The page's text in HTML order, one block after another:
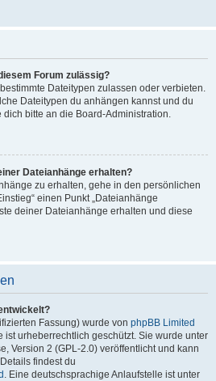
Forum zulässig?
Dateitypen zulassen oder verbieten.
Dateitypen du anhängen kannst und du
bitte an die Board-Administration.
Dateianhänge erhalten?
zu erhalten, gehe in den persönlichen
einen Punkt „Dateianhänge
deiner Dateianhänge erhalten und diese
Fassung) wurde von phpBB Limited
ist urheberrechtlich geschützt. Sie wurde unter
Version 2 (GPL-2.0) veröffentlicht und kann
findest du
. Eine deutschsprachige Anlaufstelle ist unter